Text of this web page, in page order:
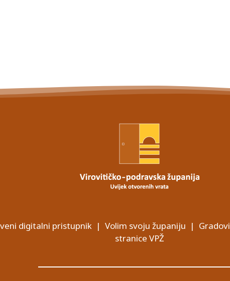
digitalni pristupnik| Volim svoju županiju | Gradovi
stranice VPŽ